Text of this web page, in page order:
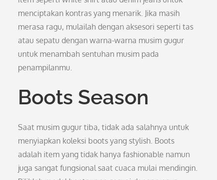
menciptakan kontras yang menarik. Jika masih
merasa ragu, mulailah dengan aksesori seperti tas
atau sepatu dengan warna-warna musim gugur
untuk menambah sentuhan musim pada
penampilanmu.
Boots Season
Saat musim gugur tiba, tidak ada salahnya untuk
menyiapkan koleksi boots yang stylish. Boots
adalah item yang tidak hanya fashionable namun
juga sangat fungsional saat cuaca mulai mendingin.